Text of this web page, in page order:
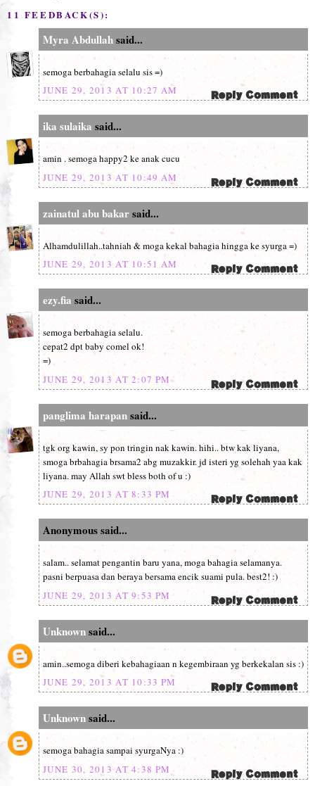
11 FEEDBACK(S):
Myra Abdullahsaid...
semoga berbahagia selalu sis =)
JUNE 29, 2013 AT 10:27 AM
ika sulaika said...
amin . semoga happy2 ke anak cucu
JUNE 29, 2013 AT 10:49 AM
zainatul abu bakarsaid...
Alhamdulillah..tahniah & moga kekal bahagia hingga ke syurga =)
JUNE 29, 2013 AT 10:51 AM
ezy.fia said...
semoga berbahagia selalu.
cepat2 dpt baby comel ok!
=)
JUNE 29, 2013 AT 2:07 PM
panglima harapansaid...
tgk org kawin, sy pon tringin nak kawin. hihi.. btw kak liyana,
smoga brbahagia brsama2 abg muzakkir. jd isteri yg solehah yaa kak
liyana. may Allah swt bless both of u :)
JUNE 29, 2013 AT 8:33 PM
Anonymous said...
salam.. selamat pengantin baru yana, moga bahagia selamanya.
pasni berpuasa dan beraya bersama encik suami pula. best2! :)
JUNE 29, 2013 AT 9:53 PM
Unknownsaid...
amin..semoga diberi kebahagiaan n kegembiraan yg berkekalan sis :)
JUNE 29, 2013 AT 10:33 PM
Unknownsaid...
semoga bahagia sampai syurgaNya :)
JUNE 30, 2013 AT 4:38 PM